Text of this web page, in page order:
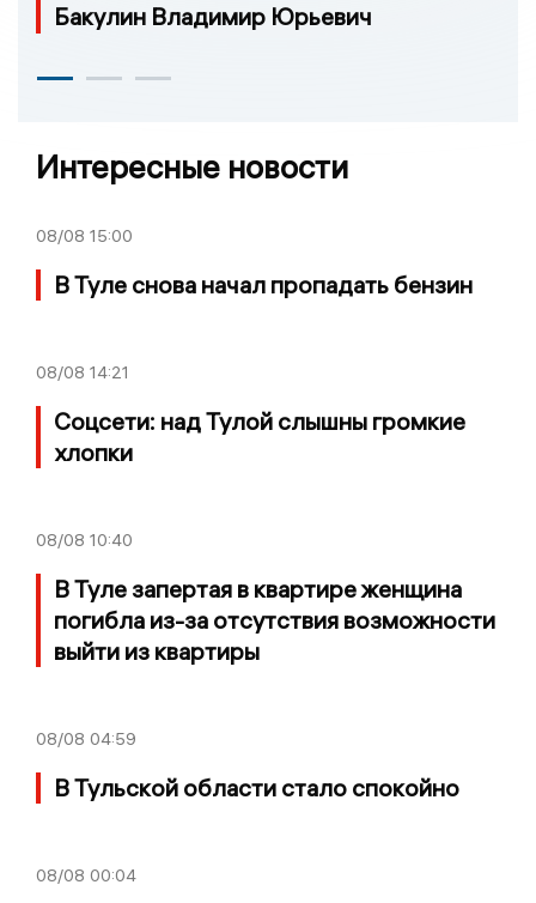
Бакулин Владимир Юрьевич
Интересные новости
08/08 15:00
В Туле снова начал пропадать бензин
08/08 14:21
Соцсети: над Тулой слышны громкие
хлопки
08/08 10:40
В Туле запертая в квартире женщина
погибла из-за отсутствия возможности
выйти из квартиры
08/08 04:59
В Тульской области стало спокойно
08/08 00:04